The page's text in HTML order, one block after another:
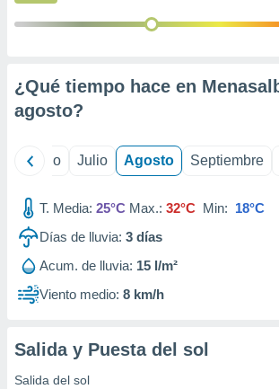
mediante
publicidad
publicidad
1199
¿Qué tiempo hace en
agosto?
Junio Julio Agosto Septiembre
T. Media: 25°C Max.: 32°C Min: 18°C
Días de lluvia: 3 días
Acum. de lluvia: 15 l/m²
Viento medio: 8 km/h
Salida y Puesta del sol
Salida del sol